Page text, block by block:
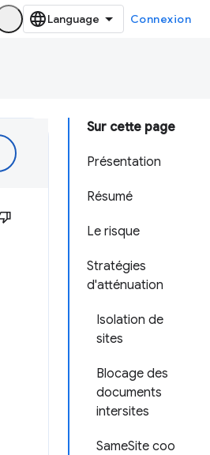
Connexion
Sur cette page
Présentation
Résumé
Le risque
Stratégies
d'atténuation
Isolation de
sites
Blocage des
documents
intersites
SameSite coo